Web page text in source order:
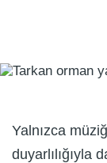
Yalnızca
duyarlılığıyla